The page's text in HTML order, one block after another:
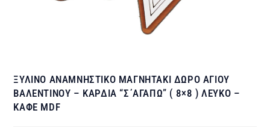
ΞΥΛΙΝΟ ΑΝΑΜΝΗΣΤΙΚΟ ΜΑΓΝΗΤΑΚΙ ΔΩΡΟ ΑΓΙΟΥ
ΒΑΛΕΝΤΙΝΟΥ – ΚΑΡΔΙΑ “Σ΄ΑΓΑΠΩ” ( 8×8 ) ΛΕΥΚΟ –
ΚΑΦΕ MDF